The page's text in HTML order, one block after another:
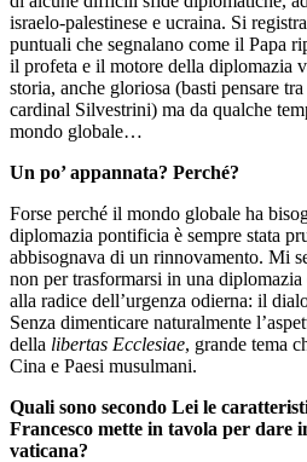
israelo-palestinese e ucraina. Si
puntuali che segnalano come il Papa
il profeta e il motore della diplomazia
storia, anche gloriosa (basti pensare
cardinal Silvestrini) ma da qualche
mondo globale…
Un po’ appannata? Perché?
Forse perché il mondo globale ha
diplomazia pontificia è sempre stata
abbisognava di un rinnovamento. Mi
non per trasformarsi in una
alla radice dell’urgenza odierna: il
Senza dimenticare naturalmente
della libertas Ecclesiae, grande tema
Cina e Paesi musulmani.
Quali sono secondo Lei le
Francesco mette in tavola per dare
vaticana?